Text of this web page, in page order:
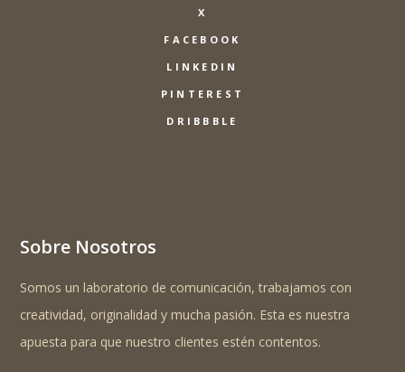
X
FACEBOOK
LINKEDIN
PINTEREST
DRIBBBLE
Sobre Nosotros
Somos un laboratorio de comunicación, trabajamos con
creatividad, originalidad y mucha pasión. Esta es nuestra
apuesta para que nuestro clientes estén contentos.